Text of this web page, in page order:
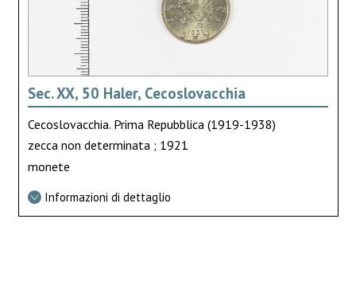
Sec. XX, 50 Haler, Cecoslovacchia
Cecoslovacchia. Prima Repubblica (1919-1938)
zecca non determinata ; 1921
monete
Informazioni di dettaglio